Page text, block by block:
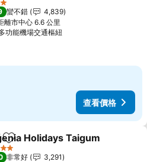
蠻不錯
4,839
離市中心 6.6 公里
功能機場交通樞紐
查看價格
加入我的最愛
Holidays Taigum
非常好
3,291